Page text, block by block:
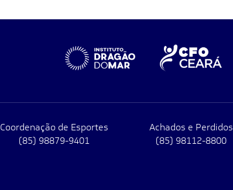
Coordenação de Esportes
(85) 98879-9401
Achados e Perdidos
(85) 98112-8800